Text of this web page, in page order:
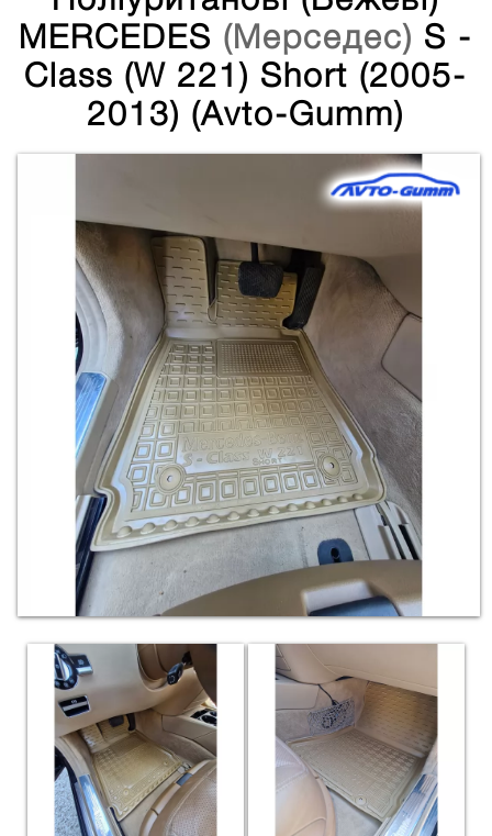
MERCEDES (Мерседес) S -
Class (W 221) Short (2005-
2013) (Avto-Gumm)